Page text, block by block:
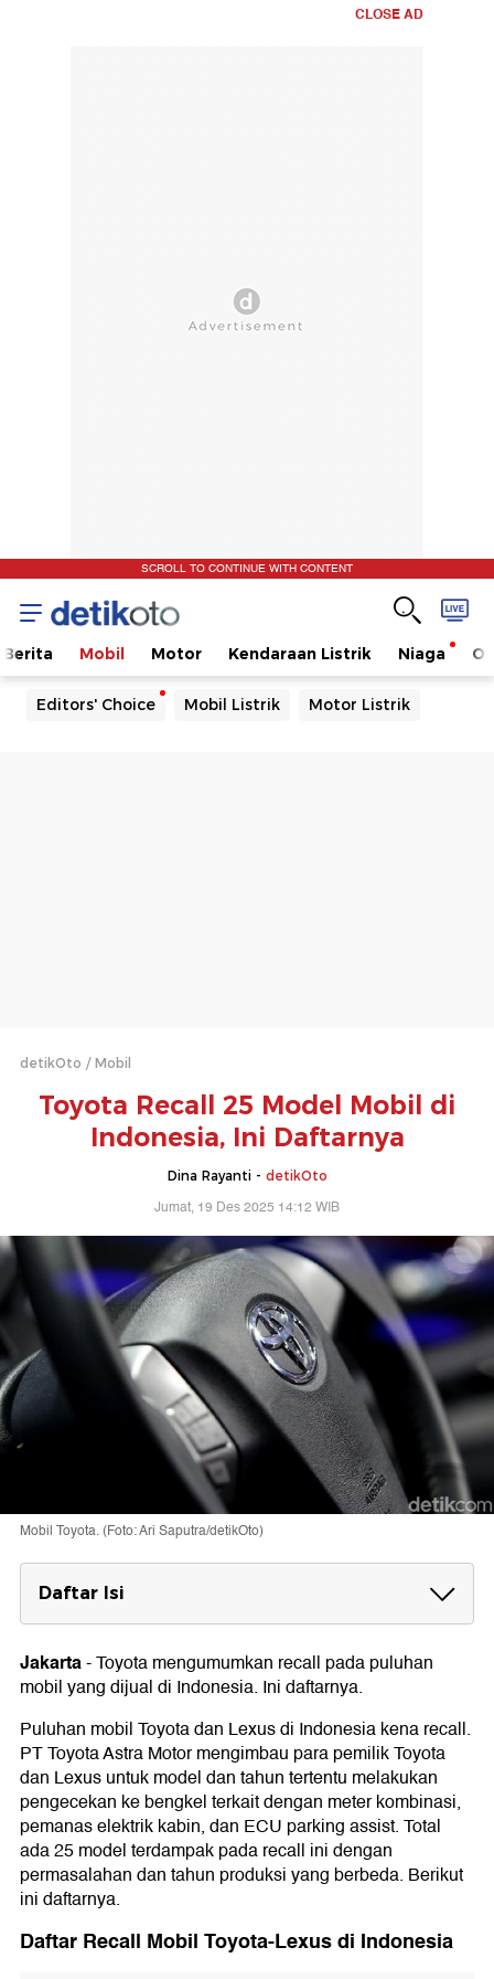
CLOSE AD
SCROLL TO CONTINUE WITH CONTENT
Berita Mobil Motor Kendaraan Listrik Niaga
Editors' Choice Mobil Listrik Motor Listrik
detikOto Mobil
Toyota Recall 25 Model Mobil di
Indonesia, Ini Daftarnya
Dina Rayanti - detikOto
Jumat, 19 Des 2025 14:12 WIB
Mobil Toyota. (Foto: Ari Saputra/detikOto)
Daftar Isi
Daftar Recall Mobil Toyota-Lexus di
Indonesia
1. Meter Kombinasi
2. Pemanas Mobil
3. ECU Parking Assist
Jakarta-Toyota mengumumkan recall pada puluhan
mobil yang dijual di Indonesia. Ini daftarnya.
Puluhan mobil Toyota dan Lexus di Indonesia kena recall.
PT Toyota Astra Motor mengimbau para pemilik Toyota
dan Lexus untuk model dan tahun tertentu melakukan
pengecekan ke bengkel terkait dengan meter kombinasi,
pemanas elektrik kabin, dan ECU parking assist. Total
ada 25 model terdampak pada recall ini dengan
permasalahan dan tahun produksi yang berbeda. Berikut
ini daftarnya.
Daftar Recall Mobil Toyota-Lexus di Indonesia